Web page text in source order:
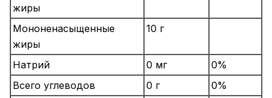
жиры
Мононенасыщенные
жиры
10 г
Натрий 0 мг
0%
Всего углеводов
0 г
0%